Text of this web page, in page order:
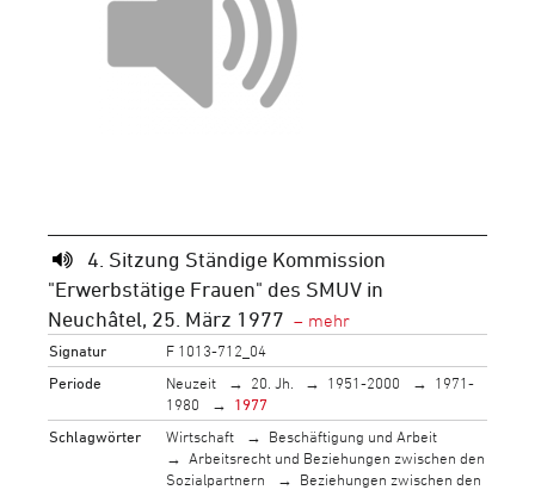
4. Sitzung Ständige Kommission
"Erwerbstätige Frauen" des SMUV in
Neuchâtel, 25. März 1977
Signatur
F 1013-712_04
Periode
Neuzeit 20. Jh. 1951-2000
1971-
1980
1977
Schlagwörter
Wirtschaft
Beschäftigung und Arbeit
Arbeitsrecht und Beziehungen zwischen den
Sozialpartnern
Beziehungen zwischen den